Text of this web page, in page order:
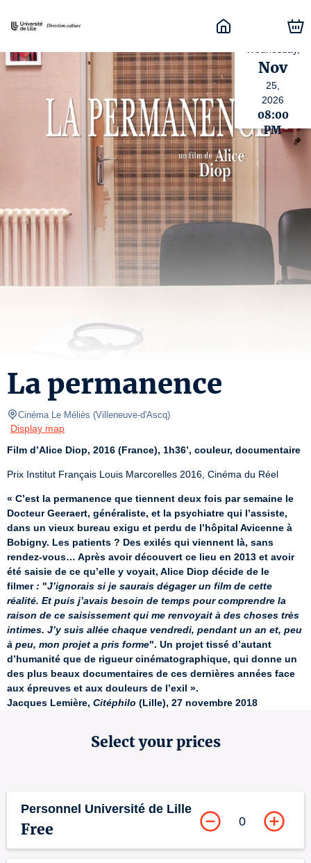
Nov
25,
2026
08:00
PM
La permanence
Cinéma Le Méliès (Villeneuve-d'Ascq)
Display map
Film d’Alice Diop, 2016 (France), 1h36’, couleur, documentaire
Prix Institut Français Louis Marcorelles 2016, Cinéma du Réel
« C’est la permanence que tiennent deux fois par semaine le
Docteur Geeraert, généraliste, et la psychiatre qui l’assiste,
dans un vieux bureau exigu et perdu de l’hôpital Avicenne à
Bobigny. Les patients ? Des exilés qui viennent là, sans
rendez-vous… Après avoir découvert ce lieu en 2013 et avoir
été saisie de ce qu’elle y voyait, Alice Diop décide de le
filmer : "J’ignorais si je saurais dégager un film de cette
réalité. Et puis j’avais besoin de temps pour comprendre la
raison de ce saisissement qui me renvoyait à des choses très
intimes. J’y suis allée chaque vendredi, pendant un an et, peu
à peu, mon projet a pris forme". Un projet tissé d’autant
d’humanité que de rigueur cinématographique, qui donne un
des plus beaux documentaires de ces dernières années face
aux épreuves et aux douleurs de l’exil ».
Jacques Lemière, Citéphilo (Lille), 27 novembre 2018
Select your prices
Personnel Université de Lille
Free 0